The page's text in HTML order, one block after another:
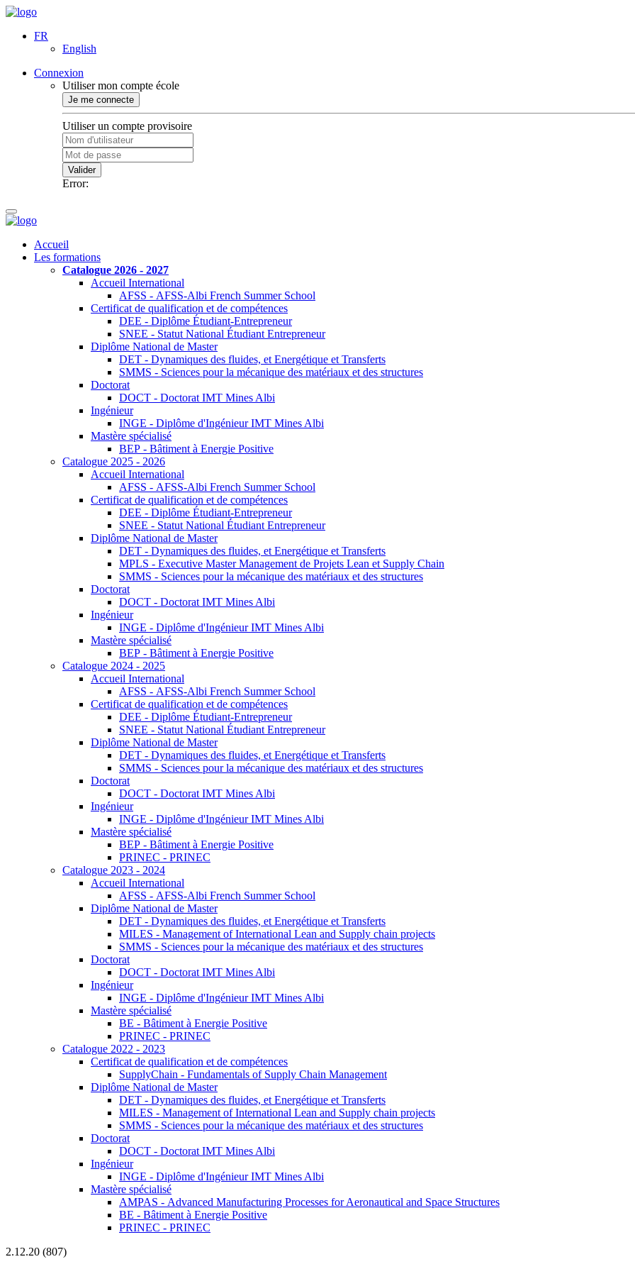
FR
English
Connexion
Utiliser mon compte école
Je me connecte
Utiliser un compte provisoire
Valider
Error:
Accueil
Les formations
Catalogue 2026 - 2027
Accueil International
AFSS - AFSS-Albi French Summer School
Certificat de qualification et de compétences
DEE - Diplôme Étudiant-Entrepreneur
SNEE - Statut National Étudiant Entrepreneur
Diplôme National de Master
DET - Dynamiques des fluides, et Energétique et Transferts
SMMS - Sciences pour la mécanique des matériaux et des structures
Doctorat
DOCT - Doctorat IMT Mines Albi
Ingénieur
INGE - Diplôme d'Ingénieur IMT Mines Albi
Mastère spécialisé
BEP - Bâtiment à Energie Positive
Catalogue 2025 - 2026
Accueil International
AFSS - AFSS-Albi French Summer School
Certificat de qualification et de compétences
DEE - Diplôme Étudiant-Entrepreneur
SNEE - Statut National Étudiant Entrepreneur
Diplôme National de Master
DET - Dynamiques des fluides, et Energétique et Transferts
MPLS - Executive Master Management de Projets Lean et Supply Chain
SMMS - Sciences pour la mécanique des matériaux et des structures
Doctorat
DOCT - Doctorat IMT Mines Albi
Ingénieur
INGE - Diplôme d'Ingénieur IMT Mines Albi
Mastère spécialisé
BEP - Bâtiment à Energie Positive
Catalogue 2024 - 2025
Accueil International
AFSS - AFSS-Albi French Summer School
Certificat de qualification et de compétences
DEE - Diplôme Étudiant-Entrepreneur
SNEE - Statut National Étudiant Entrepreneur
Diplôme National de Master
DET - Dynamiques des fluides, et Energétique et Transferts
SMMS - Sciences pour la mécanique des matériaux et des structures
Doctorat
DOCT - Doctorat IMT Mines Albi
Ingénieur
INGE - Diplôme d'Ingénieur IMT Mines Albi
Mastère spécialisé
BEP - Bâtiment à Energie Positive
PRINEC - PRINEC
Catalogue 2023 - 2024
Accueil International
AFSS - AFSS-Albi French Summer School
Diplôme National de Master
DET - Dynamiques des fluides, et Energétique et Transferts
MILES - Management of International Lean and Supply chain projects
SMMS - Sciences pour la mécanique des matériaux et des structures
Doctorat
DOCT - Doctorat IMT Mines Albi
Ingénieur
INGE - Diplôme d'Ingénieur IMT Mines Albi
Mastère spécialisé
BE - Bâtiment à Energie Positive
PRINEC - PRINEC
Catalogue 2022 - 2023
Certificat de qualification et de compétences
SupplyChain - Fundamentals of Supply Chain Management
Diplôme National de Master
DET - Dynamiques des fluides, et Energétique et Transferts
MILES - Management of International Lean and Supply chain projects
SMMS - Sciences pour la mécanique des matériaux et des structures
Doctorat
DOCT - Doctorat IMT Mines Albi
Ingénieur
INGE - Diplôme d'Ingénieur IMT Mines Albi
Mastère spécialisé
AMPAS - Advanced Manufacturing Processes for Aeronautical and Space Structures
BE - Bâtiment à Energie Positive
PRINEC - PRINEC
2.12.20 (807)